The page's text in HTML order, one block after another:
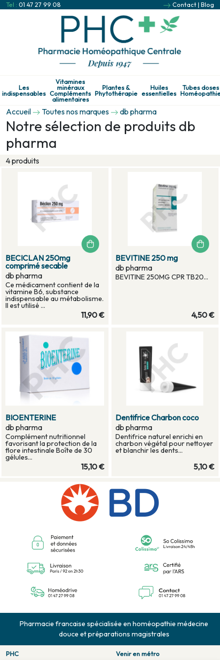
Tel : 01 47 27 99 08 Contact| Blog
Les
indispensables
Vitamines
minéraux
Compléments
alimentaires
Plantes &
Phytothérapie
Huiles
essentielles
Tubes doses
Accueil Toutes nos marques db pharma
Notre sélection de produits db
pharma
4 produits
BECICLAN 250mg
comprimé secable
db pharma
Ce médicament contient de la
vitamine B6, substance
indispensable au métabolisme.
Il est utilisé ...
11,90 €
BEVITINE 250 mg
db pharma
BEVITINE 250MG CPR TB20...
4,50 €
BIOENTERINE
db pharma
Complément nutritionnel
favorisant la protection de la
flore intestinale Boîte de 30
gélules...
15,10 €
Dentifrice Charbon coco
db pharma
Dentifrice naturel enrichi en
charbon végétal pour nettoyer
et blanchir les dents...
5,10 €
Pharmacie francaise spécialisée en homéopathie médecine
douce et préparations magistrales
PHC
Venir en métro